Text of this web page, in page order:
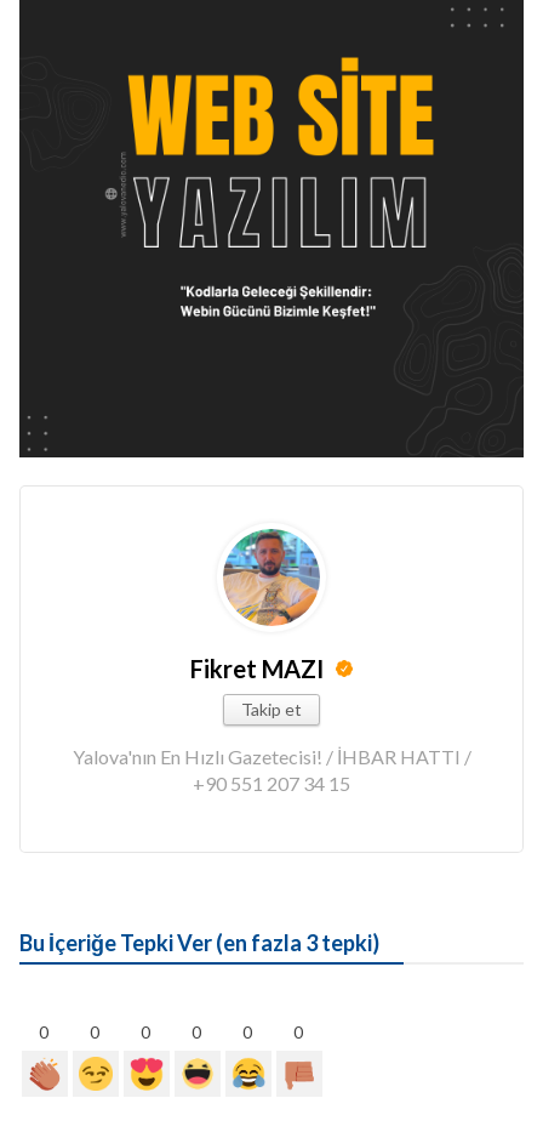
Fikret MAZI
Takip et
Yalova'nın En Hızlı Gazetecisi! / İHBAR HATTI /
+90 551 207 34 15
Bu İçeriğe Tepki Ver (en fazla 3 tepki)
0 0 0 0 0 0